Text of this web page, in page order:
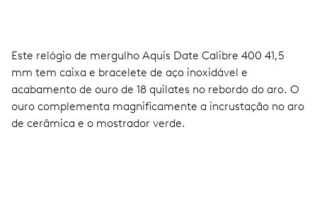
Este relógio de mergulho Aquis Date Calibre 400 41,5
mm tem caixa e bracelete de aço inoxidável e
acabamento de ouro de 18 quilates no rebordo do aro. O
ouro complementa magnificamente a incrustação no aro
de cerâmica e o mostrador verde.